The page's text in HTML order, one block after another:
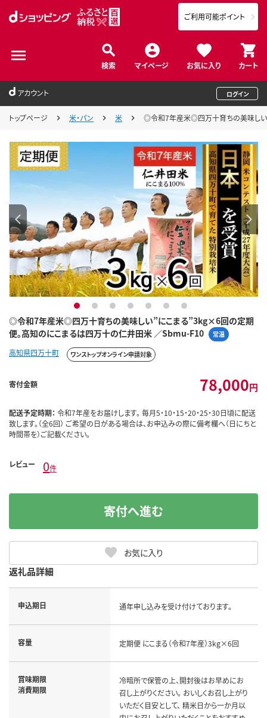
検索 マイページ お気に入り カート
ご利用可能ポイント
アカウント ログイン
トップページ 米・パン 米 ◎令和7年産米◎四万十育ちの美味しい
◎令和7年産米◎四万十育ちの美味しい”にこまる”3kg×6回の定期
便。高知のにこまるは四万十の仁井田米 ／Sbmu-F10
常温
1 2 3 4 5 6 7
高知県四万十町 ワンストップオンライン申請対象
寄付金額 78,000円
配送予定時期： 令和7年産をお届けします。 毎月5・10・15・20・25・30日頃に配送
致します。（全6回） ご希望の日がある場合は、お申込みの際に備考欄へ（日にちと
時間帯を）ご記載ください。
レビュー 0件
お気に入り
寄付へ進む
返礼品詳細
申込期日 通年申し込みを受け付けております。
容量 定期便 にこまる（令和7年産）3kg×6回
賞味期限
消費期限
冷暗所で保管の上、開封後はお早めにお
召し上がりください。 おいしくお召し上がり
いただく目安として、 精米日から一か月以